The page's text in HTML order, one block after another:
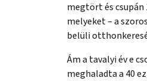
megtört és
melyeket – a
belüli
Ám a tavalyi év e
meghaladta a 40